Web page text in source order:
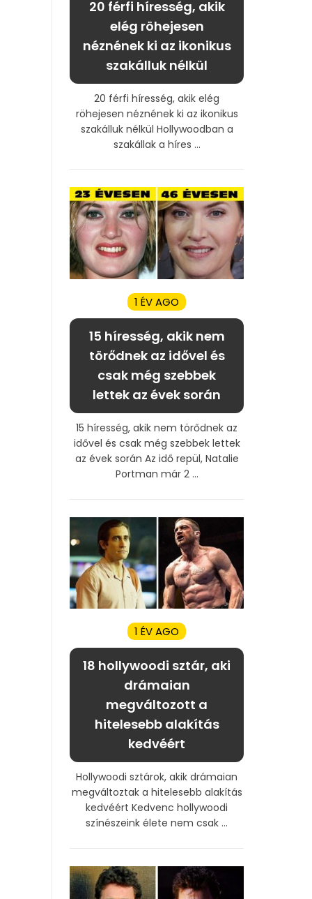
20 férfi híresség, akik
elég röhejesen
néznének ki az ikonikus
szakálluk nélkül
20 férfi híresség, akik elég
röhejesen néznének ki az ikonikus
szakálluk nélkül Hollywoodban a
szakállak a híres ...
1 ÉV AGO
15 híresség, akik nem
törődnek az idővel és
csak még szebbek
lettek az évek során
15 híresség, akik nem törődnek az
idővel és csak még szebbek lettek
az évek során Az idő repül, Natalie
Portman már 2 ...
1 ÉV AGO
18 hollywoodi sztár, aki
drámaian
megváltozott a
hitelesebb alakítás
kedvéért
Hollywoodi sztárok, akik drámaian
megváltoztak a hitelesebb alakítás
kedvéért Kedvenc hollywoodi
színészeink élete nem csak ...